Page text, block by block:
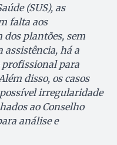
(SUS), as
falta aos
dos plantões, sem
assistência, há a
profissional para
disso, os casos
irregularidade
ao Conselho
análise e